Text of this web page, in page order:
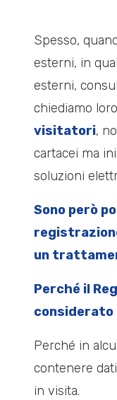
Spesso,
esterni, in
esterni,
chiediamo
visitatori,
cartacei ma
soluzioni
Sono però
un
Perché il
Perché in
contenere
in visita.